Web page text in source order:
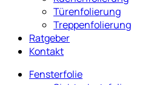
Türenfolierung
Treppenfolierung
Ratgeber
Kontakt
Fensterfolie